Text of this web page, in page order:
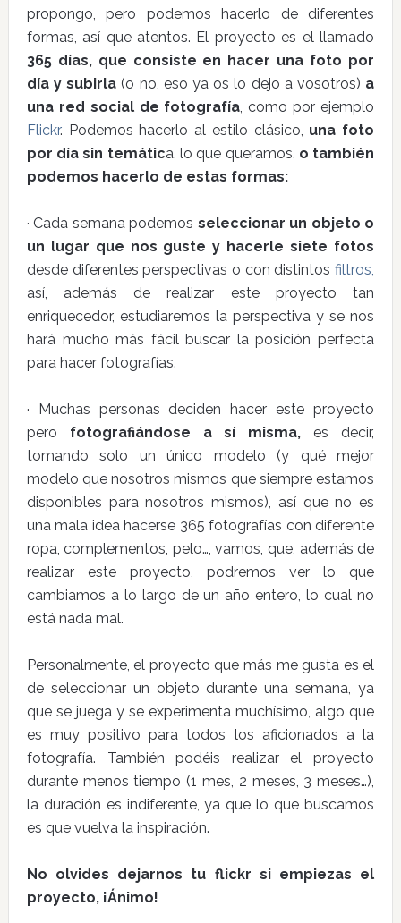
propongo, pero podemos hacerlo de diferentes
formas, así que atentos. El proyecto es el llamado
365 días, que consiste en hacer una foto por
día y subirla (o no, eso ya os lo dejo a vosotros) a
una red social de fotografía, como por ejemplo
Flickr. Podemos hacerlo al estilo clásico, una foto
por día sin temática, lo que queramos, o también
podemos hacerlo de estas formas:
· Cada semana podemos seleccionar un objeto o
un lugar que nos guste y hacerle siete fotos
desde diferentes perspectivas o con distintos filtros,
así, además de realizar este proyecto tan
enriquecedor, estudiaremos la perspectiva y se nos
hará mucho más fácil buscar la posición perfecta
para hacer fotografías.
· Muchas personas deciden hacer este proyecto
pero fotografiándose a sí misma,es decir,
tomando solo un único modelo (y qué mejor
modelo que nosotros mismos que siempre estamos
disponibles para nosotros mismos), así que no es
una mala idea hacerse 365 fotografías con diferente
ropa, complementos, pelo…, vamos, que, además de
realizar este proyecto, podremos ver lo que
cambiamos a lo largo de un año entero, lo cual no
está nada mal.
Personalmente, el proyecto que más me gusta es el
de seleccionar un objeto durante una semana, ya
que se juega y se experimenta muchísimo, algo que
es muy positivo para todos los aficionados a la
fotografía. También podéis realizar el proyecto
durante menos tiempo (1 mes, 2 meses, 3 meses…),
la duración es indiferente, ya que lo que buscamos
es que vuelva la inspiración.
No olvides dejarnos tu flickr si empiezas el
proyecto, ¡Ánimo!